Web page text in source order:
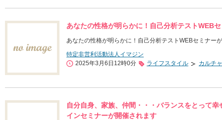
あなたの性格が明らかに！自己分析テストWEB
あなたの性格が明らかに！自己分析テストWEBセミナー
特定非営利活動法人イマジン
2025年3月6日12時0分
ライフスタイル カルチ
自分自身、家族、仲間・・・バランスをとって
インセミナーが開催されます